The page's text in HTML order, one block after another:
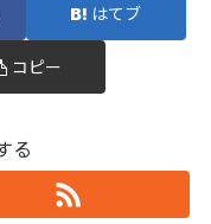
はてブ
コピー
る